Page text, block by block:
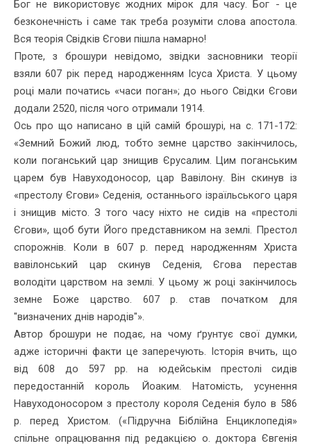
Бог не використовує жодних мірок для часу. Бог - це
безконечність і саме так треба розуміти слова апостола.
Вся теорія Свідків Єгови пішла намарно!
Проте, з брошури невідомо, звідки засновники теорії
взяли 607 рік перед народженням Ісуса Христа. У цьому
році мали початись «часи поган»; до нього Свідки Єгови
додали 2520, після чого отри­мали 1914.
Ось про що написано в цій самій брошурі, на с. 171-172:
«Земний Божий люд, тобто земне царство закінчилось,
коли поганський цар знищив Єрусалим. Цим поганським
царем був Навуходоносор, цар Вавілону. Він скинув із
«престолу Єгови» Седенія, останнього ізраїльського царя
і знищив місто. З того часу ніхто не сидів на «престолі
Єгови», щоб бути Його представником на землі. Престол
спорожнів. Коли в 607 р. перед народженням Христа
вавілонський цар скинув Седенія, Єгова перестав
володіти царством на землі. У цьому ж році закінчилось
земне Боже царство. 607 р. став початком для
"визначених днів народів"».
Автор брошури не подає, на чому ґрунтує свої думки,
адже істо­ричні факти це заперечують. Історія вчить, що
від 608 до 597 рр. на юдейськім престолі сидів
передостанній король Йоаким. Натомість, усунення
Навуходоносором з престолу короля Седенія було в 586
р. перед Христом. («Підручна Біблійна Енциклопедія»
спільне опрацю­вання під редакцією о. доктора Євгенія